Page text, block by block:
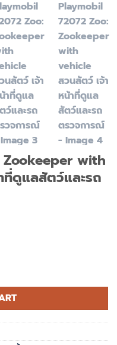
with
ที่ดูแลสัตว์และรถ
vehicle สวนสัตว์ เจ้าห